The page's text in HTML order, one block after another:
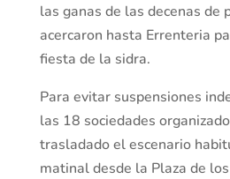
las ganas de las decenas de
acercaron hasta Errenteria
fiesta de la sidra.
Para evitar suspensiones
las 18 sociedades
trasladado el escenario
matinal desde la Plaza de